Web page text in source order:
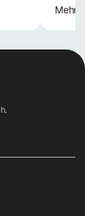
Mehr